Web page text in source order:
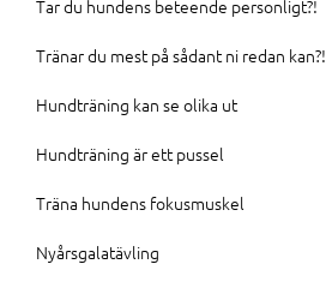
Tar du hundens beteende personligt?!
Tränar du mest på sådant ni redan kan?!
Hundträning kan se olika ut
Hundträning är ett pussel
Träna hundens fokusmuskel
Nyårsgalatävling